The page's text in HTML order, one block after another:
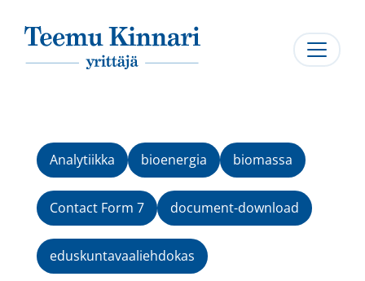
Päävalikko
Analytiikka bioenergia biomassa
Contact Form 7 document-download
eduskuntavaaliehdokas